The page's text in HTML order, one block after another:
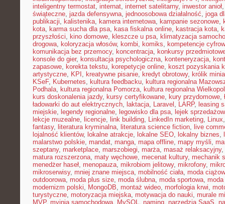
inteligentny termostat, internat, internet satelitarny, inwestor anioł
świąteczne, jazda defensywna, jednoosobowa działalność, joga
publikacji, kalistenika, kamera internetowa, kampanie sezonowe,
kota, karma sucha dla psa, kasa fiskalna online, kastracja kota,
przyszłości, kino domowe, kleszcze u psa, klimatyzacja
drogowa, koloryzacja włosów, kombi, komiks, kompetencje
komunikacja bez przemocy, koncentracja, konkursy
konsole do gier, konsultacja psychologiczna, konteneryzacja,
zapasowe, korekta tekstu, korepetycje online, koszt pozyskania
artystyczne, KPI , kreatywne pisanie, kredyt obrotowy, królik
KSeF, Kubernetes, kultura feedbacku, kultura regionalna
Podhala, kultura regionalna Pomorza, kultura regionalna
kurs doskonalenia jazdy, kursy certyfikowane, kury przydomowe,
ładowarki do aut elektrycznych, laktacja, Laravel , LARP, leasing
miejskie, legendy regionalne, legowisko dla psa, lejek
lekcje muzealne, licencje, link building, LinkedIn marketing, Linux
fantasy, literatura kryminalna, literatura science fiction, live
lojalność klientów, lokalne atrakcje, lokalne SEO, lokalny biznes,
malarstwo polskie, mandat, manga, mapa offline, mapy myśli,
szeptany, marketplace, marszobiegi, marża, masaż relaksacyjny,
matura rozszerzona, maty węchowe, mecenat kultury, mechanik
menedżer haseł, menopauza, mikrobiom jelitowy, mikrofony,
mikroserwisy, mniej znane miejsca, mobilność ciała, moda
outdoorowa, moda plus size, moda ślubna, moda sportowa,
modernizm polski, MongoDB, montaż wideo, morfologia krwi,
turystyczne, motoryzacja miejska, motywacja do nauki, murale
MVP, myjnia samochodowa, MySQL, naming, narzędzia SaaS,